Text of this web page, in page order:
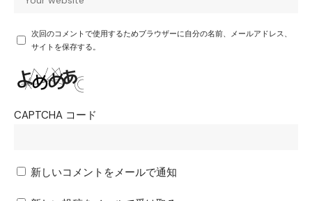
次回のコメントで使用するためブラウザーに自分の名前、メールアドレス、
サイトを保存する。
CAPTCHA コード
新しいコメントをメールで通知